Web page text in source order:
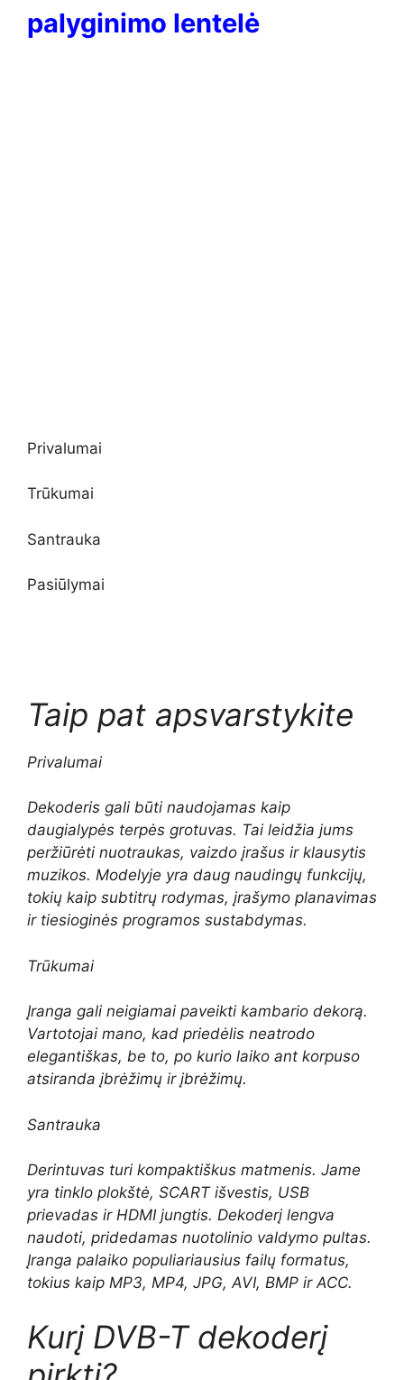
palyginimo lentelė
Privalumai
Trūkumai
Santrauka
Pasiūlymai
Taip pat apsvarstykite
Privalumai
Dekoderis gali būti naudojamas kaip
daugialypės terpės grotuvas. Tai leidžia jums
peržiūrėti nuotraukas, vaizdo įrašus ir klausytis
muzikos. Modelyje yra daug naudingų funkcijų,
tokių kaip subtitrų rodymas, įrašymo planavimas
ir tiesioginės programos sustabdymas.
Trūkumai
Įranga gali neigiamai paveikti kambario dekorą.
Vartotojai mano, kad priedėlis neatrodo
elegantiškas, be to, po kurio laiko ant korpuso
atsiranda įbrėžimų ir įbrėžimų.
Santrauka
Derintuvas turi kompaktiškus matmenis. Jame
yra tinklo plokštė, SCART išvestis, USB
prievadas ir HDMI jungtis. Dekoderį lengva
naudoti, pridedamas nuotolinio valdymo pultas.
Įranga palaiko populiariausius failų formatus,
tokius kaip MP3, MP4, JPG, AVI, BMP ir ACC.
Kurį DVB-T dekoderį